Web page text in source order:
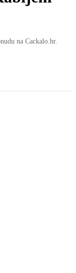
na Cackalo.hr.